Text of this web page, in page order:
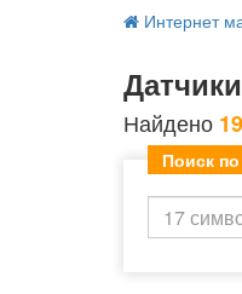
Интернет
Найдено
Поиск